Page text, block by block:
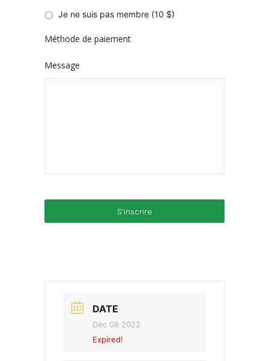
Je ne suis pas membre (10 $)
Méthode de paiement
Message
DATE
Déc 08 2022
Expired!